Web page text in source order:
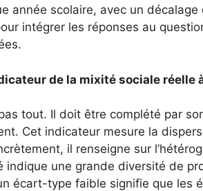
année scolaire, avec un décalage
intégrer les réponses au
de la mixité sociale
tout. Il doit être complété par
Cet indicateur mesure la
il renseigne sur
indique une grande diversité de
écart-type faible signifie que les